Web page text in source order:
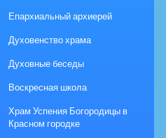
Епархиальный архиерей
Духовенство храма
Духовные беседы
Воскресная школа
Храм Успения Богородицы в
Красном городке